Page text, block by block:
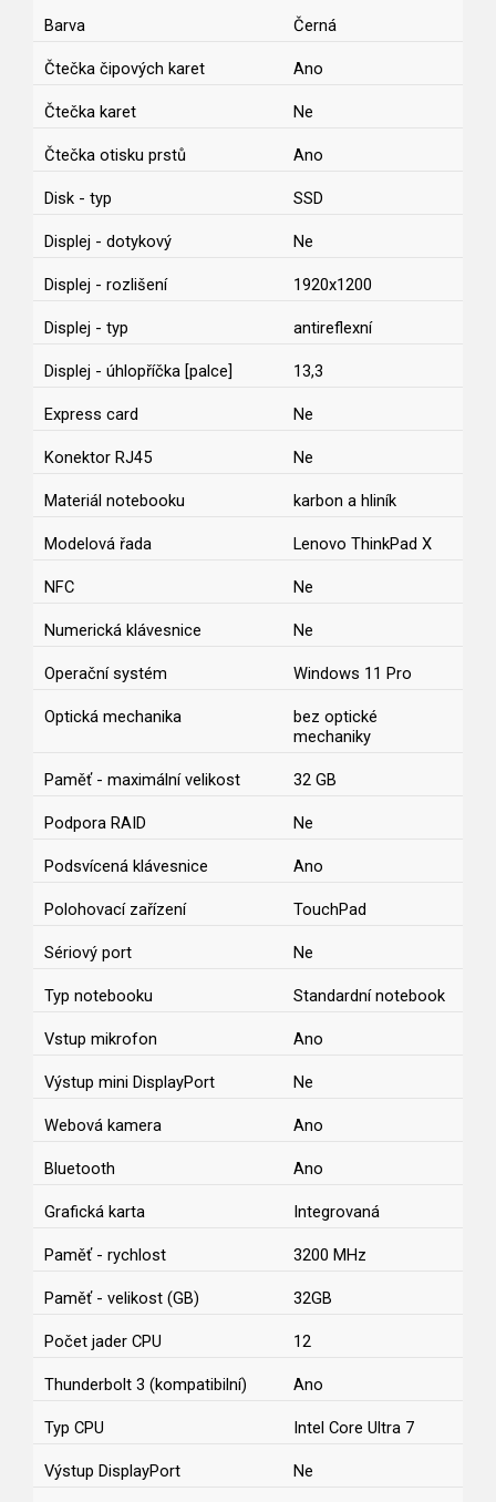
Barva Černá
Čtečka čipových karet Ano
Čtečka karet Ne
Čtečka otisku prstů Ano
Disk - typ SSD
Displej - dotykový Ne
Displej - rozlišení 1920x1200
Displej - typ antireflexní
Displej - úhlopříčka [palce] 13,3
Express card Ne
Konektor RJ45 Ne
Materiál notebooku karbon a hliník
Modelová řada Lenovo ThinkPad X
NFC Ne
Numerická klávesnice Ne
Operační systém Windows 11 Pro
Optická mechanika
bez optické
mechaniky
Paměť - maximální velikost 32 GB
Podpora RAID Ne
Podsvícená klávesnice Ano
Polohovací zařízení TouchPad
Sériový port Ne
Typ notebooku Standardní notebook
Vstup mikrofon Ano
Výstup mini DisplayPort Ne
Webová kamera Ano
Bluetooth Ano
Grafická karta Integrovaná
Paměť - rychlost 3200 MHz
Paměť - velikost (GB) 32GB
Počet jader CPU 12
Thunderbolt 3 (kompatibilní) Ano
Typ CPU Intel Core Ultra 7
Výstup DisplayPort Ne